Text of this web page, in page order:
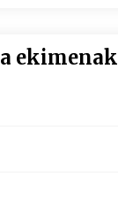
ekimenak